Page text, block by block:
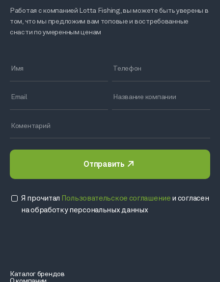
Каталог брендов
Работая с компанией Lotta Fishing, вы можете быть уверены в
том, что мы предложим вам топовые и востребованные
снасти по умеренным ценам
Отправить
Я прочитал Пользовательское соглашение и согласен
на обработку персональных данных